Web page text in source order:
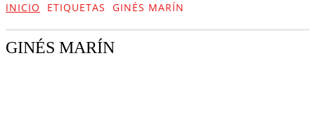
INICIO ETIQUETAS GINÉS MARÍN
GINÉS MARÍN